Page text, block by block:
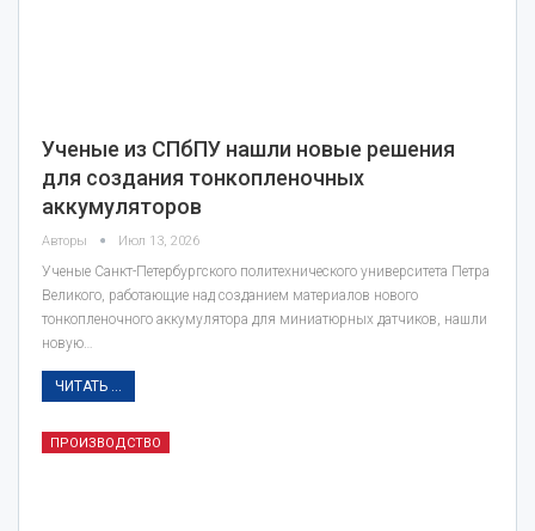
Ученые из СПбПУ нашли новые решения
для создания тонкопленочных
аккумуляторов
Авторы Июл 13, 2026
Ученые Санкт-Петербургского политехнического университета Петра
Великого, работающие над созданием материалов нового
тонкопленочного аккумулятора для миниатюрных датчиков, нашли
новую…
ЧИТАТЬ ...
ПРОИЗВОДСТВО